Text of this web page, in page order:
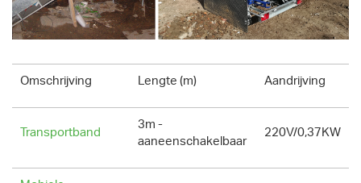
Omschrijving Lengte (m) Aandrijving
Transportband
3m -
aaneenschakelbaar
220V/0,37KW